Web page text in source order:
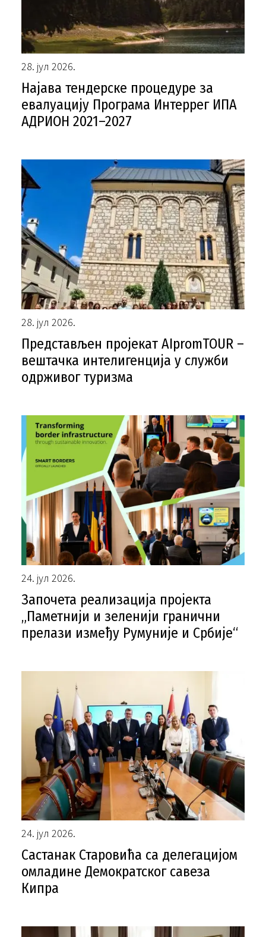
28. јул 2026.
Најава тендерске процедуре за
евалуацију Програма Интеррег ИПА
АДРИОН 2021–2027
28. јул 2026.
Представљен пројекат AIpromTOUR –
вештачка интелигенција у служби
одрживог туризма
24. јул 2026.
Започета реализација пројекта
„Паметнији и зеленији гранични
прелази између Румуније и Србије“
24. јул 2026.
Састанак Старовића са делегацијом
омладине Демократског савеза
Кипра